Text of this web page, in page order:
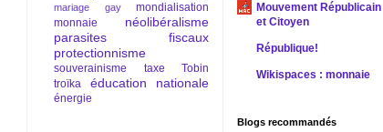
mariage gay
mondialisation
monnaie
néolibéralisme
parasites fiscaux
protectionnisme
souverainisme
taxe Tobin
troïka
éducation nationale
énergie
Mouvement Républicain
et Citoyen
République!
Wikispaces : monnaie
Blogs recommandés